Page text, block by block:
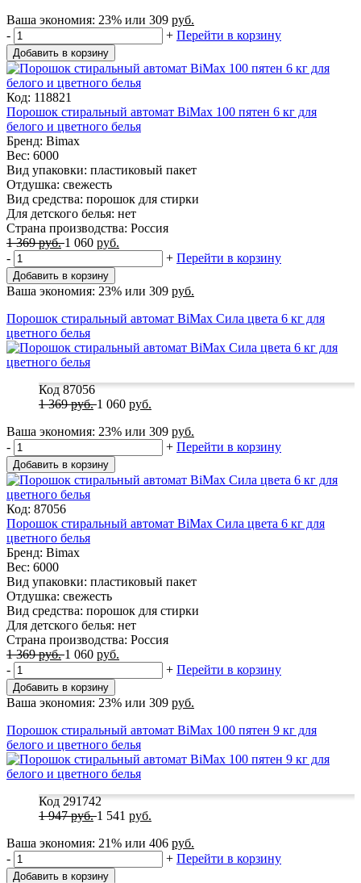
Ваша экономия: 23% или 309 руб.
-
+ Перейти в корзину
Добавить в корзину
Код: 118821
Порошок стиральный автомат BiMax 100 пятен 6 кг для
белого и цветного белья
Бренд: Bimax
Вес: 6000
Вид упаковки: пластиковый пакет
Отдушка: свежесть
Вид средства: порошок для стирки
Для детского белья: нет
Страна производства: Россия
1 369руб. 1 060 руб.
-
+ Перейти в корзину
Добавить в корзину
Ваша экономия: 23% или 309 руб.
Порошок стиральный автомат BiMax Сила цвета 6 кг для
цветного белья
Код 87056
1 369руб. 1 060 руб.
Ваша экономия: 23% или 309 руб.
-
+ Перейти в корзину
Добавить в корзину
Код: 87056
Порошок стиральный автомат BiMax Сила цвета 6 кг для
цветного белья
Бренд: Bimax
Вес: 6000
Вид упаковки: пластиковый пакет
Отдушка: свежесть
Вид средства: порошок для стирки
Для детского белья: нет
Страна производства: Россия
1 369руб. 1 060 руб.
-
+ Перейти в корзину
Добавить в корзину
Ваша экономия: 23% или 309 руб.
Порошок стиральный автомат BiMax 100 пятен 9 кг для
белого и цветного белья
Код 291742
1 947руб. 1 541 руб.
Ваша экономия: 21% или 406 руб.
-
+ Перейти в корзину
Добавить в корзину